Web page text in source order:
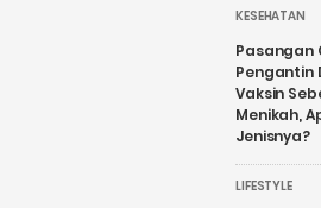
KESEHATAN
Pasangan
Pengantin
Vaksin
Menikah,
Jenisnya?
LIFESTYLE